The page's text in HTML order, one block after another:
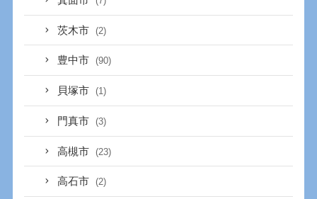
茨木市 (2)
豊中市 (90)
貝塚市 (1)
門真市 (3)
高槻市 (23)
高石市 (2)